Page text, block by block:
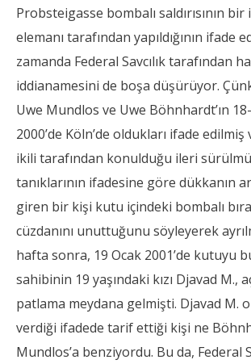
Probsteigasse bombalı saldırısının
elemanı tarafından yapıldığının ifade
zamanda Federal Savcılık tarafından
iddianamesini de boşa düşürüyor.
Uwe Mundlos ve Uwe Böhnhardt’ın
2000’de Köln’de oldukları ifade edilmiş
ikili tarafından konulduğu ileri
tanıklarının ifadesine göre dükkanın
giren bir kişi kutu içindeki bombalı
cüzdanını unuttuğunu söyleyerek
hafta sonra, 19 Ocak 2001’de kutuyu
sahibinin 19 yaşındaki kızı Djavad M.,
patlama meydana gelmişti. Djavad M.
verdiği ifadede tarif ettiği kişi ne
Mundlos’a benziyordu. Bu da, Federal